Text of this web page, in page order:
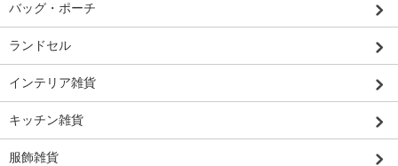
バッグ・ポーチ
ランドセル
インテリア雑貨
キッチン雑貨
服飾雑貨